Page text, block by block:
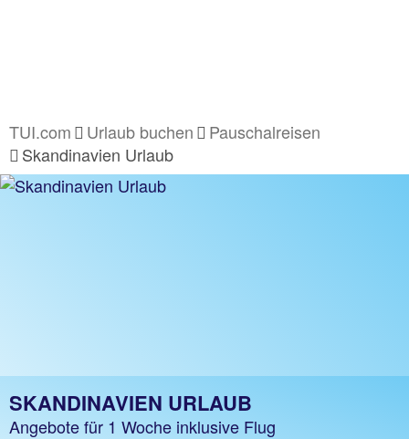
TUI.com Urlaub buchen
Pauschalreisen
Skandinavien Urlaub
SKANDINAVIEN URLAUB
Angebote für 1 Woche inklusive Flug